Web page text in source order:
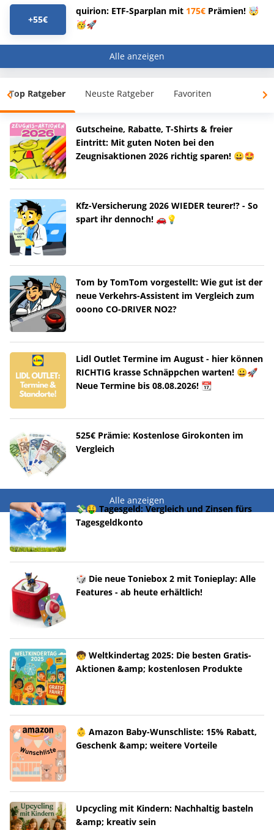
+55€
quirion: ETF-Sparplan mit 175€ Prämien! 🤯
🥳🚀
Alle anzeigen
Top Ratgeber Neuste Ratgeber Favoriten
Gutscheine, Rabatte, T-Shirts & freier
Eintritt: Mit guten Noten bei den
Zeugnisaktionen 2026 richtig sparen! 😀🤩
Kfz-Versicherung 2026 WIEDER teurer!? - So
spart ihr dennoch! 🚗💡
Tom by TomTom vorgestellt: Wie gut ist der
neue Verkehrs-Assistent im Vergleich zum
ooono CO-DRIVER NO2?
Lidl Outlet Termine im August - hier können
RICHTIG krasse Schnäppchen warten! 😀🚀
Neue Termine bis 08.08.2026! 📆
525€ Prämie: Kostenlose Girokonten im
Vergleich
Alle anzeigen
💸🤑 Tagesgeld: Vergleich und Zinsen fürs
Tagesgeldkonto
🎲 Die neue Toniebox 2 mit Tonieplay: Alle
Features - ab heute erhältlich!
🧒 Weltkindertag 2025: Die besten Gratis-
Aktionen &amp; kostenlosen Produkte
👶 Amazon Baby-Wunschliste: 15% Rabatt,
Geschenk &amp; weitere Vorteile
Upcycling mit Kindern: Nachhaltig basteln
&amp; kreativ sein